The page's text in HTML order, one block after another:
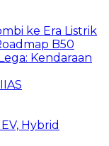
ke Era Listrik
B50
Kendaraan
Hybrid